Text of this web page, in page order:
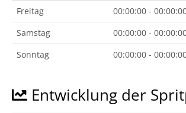
Freitag
00:00:00 -
Samstag
00:00:00 -
Sonntag
00:00:00 -
Entwicklung der